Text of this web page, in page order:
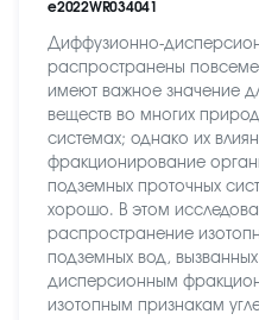
e2022WR034041
Диффузионно-
распространены
имеют важное значение
веществ во многих
системах; однако их
фракционирование
подземных проточных
хорошо. В этом
распространение
подземных вод,
дисперсионным
изотопным признакам